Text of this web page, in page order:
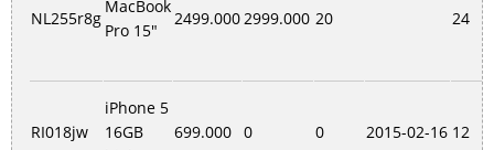
NL255r8g
MacBook
Pro 15"
2499.0002999.000 20 24
RI018jw
iPhone 5
16GB
699.000 0 0 2015-02-16 12